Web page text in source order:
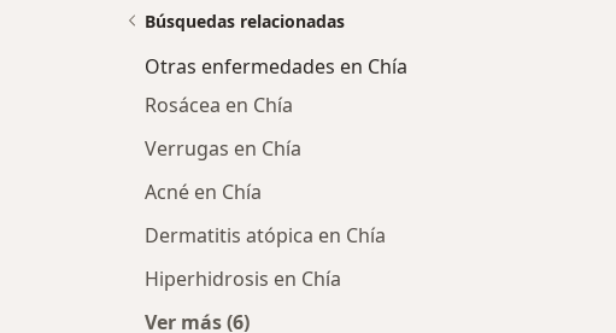
Búsquedas relacionadas
Otras enfermedades en Chía
Rosácea en Chía
Verrugas en Chía
Acné en Chía
Dermatitis atópica en Chía
Hiperhidrosis en Chía
Ver más (6)